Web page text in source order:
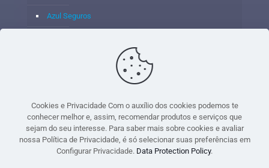
Azul Seguros
© 2020 - Yoshie & Maia Corretora de Seguros Ltda - CNPJ:
05.459.716/0001-75 - SUSEP: 100637106 AV DOS
Cookies e Privacidade Com o auxílio dos cookies podemos te
conhecer melhor e, assim, recomendar produtos e serviços que
sejam do seu interesse. Para saber mais sobre cookies e avaliar
nossa Política de Privacidade, é só selecionar suas preferências em
Configurar Privacidade. Data Protection Policy.